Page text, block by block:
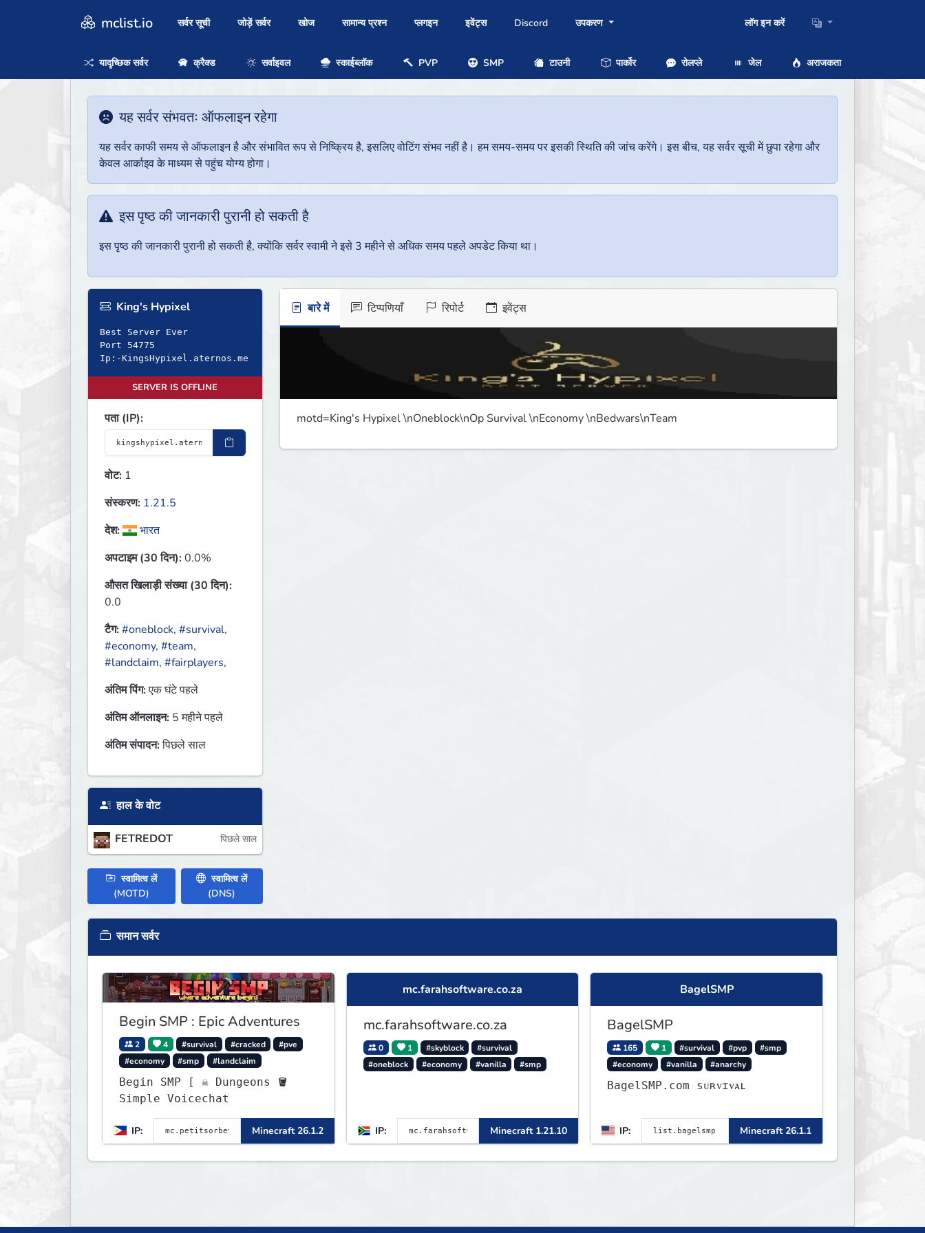
mclist.io सर्वर सूची जोड़ें सर्वर खोज सामान्य प्रश्न प्लगइन इवेंट्स Discord उपकरण लॉग इन करें
यादृच्छिक सर्वर क्रैक्ड सर्वाइवल स्काईब्लॉक PVP SMP टाउनी पार्कोर रोलप्ले जेल अराजकता
यह सर्वर संभवतः ऑफलाइन रहेगा
यह सर्वर काफी समय से ऑफलाइन है और संभावित रूप से निष्क्रिय है, इसलिए वोटिंग संभव नहीं है। हम समय-समय पर इसकी स्थिति की जांच करेंगे। इस बीच, यह सर्वर सूची में छुपा रहेगा और
केवल आर्काइव के माध्यम से पहुंच योग्य होगा।
इस पृष्ठ की जानकारी पुरानी हो सकती है
इस पृष्ठ की जानकारी पुरानी हो सकती है, क्योंकि सर्वर स्वामी ने इसे 3 महीने से अधिक समय पहले अपडेट किया था।
King's Hypixel
Best Server Ever
Port 54775
Ip:-KingsHypixel.aternos.me
SERVER IS OFFLINE
पता (IP):
वोट: 1
संस्करण: 1.21.5
देश:
भारत
अपटाइम (30 दिन):0.0%
औसत खिलाड़ी संख्या (30 दिन):
0.0
टैग:#oneblock, #survival,
#economy, #team,
#landclaim, #fairplayers,
अंतिम पिंग:एक घंटे पहले
अंतिम ऑनलाइन: 5 महीने पहले
अंतिम संपादन:पिछले साल
हाल के वोट
FETREDOT पिछले साल
स्वामित्व लें
(MOTD)
स्वामित्व लें
(DNS)
बारे में टिप्पणियाँ रिपोर्ट इवेंट्स
motd=King's Hypixel \nOneblock\nOp Survival \nEconomy \nBedwars\nTeam
समान सर्वर
Begin SMP : Epic Adventures
2 4 #survival #cracked
#pve
#economy
#smp #landclaim
Begin SMP [ ☠ Dungeons 🪣
Simple Voicechat
IP: Minecraft 26.1.2
mc.farahsoftware.co.za
mc.farahsoftware.co.za
0 1 #skyblock
#survival
#oneblock
#economy #vanilla #smp
IP: Minecraft 1.21.10
BagelSMP
BagelSMP
165 1 #survival #pvp
#smp
#economy
#vanilla #anarchy
BagelSMP.com ѕᴜʀᴠɪᴠᴀʟ
IP: Minecraft 26.1.1